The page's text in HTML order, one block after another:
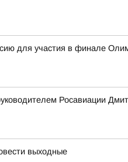
для участия в финале
Росавиации
выходные